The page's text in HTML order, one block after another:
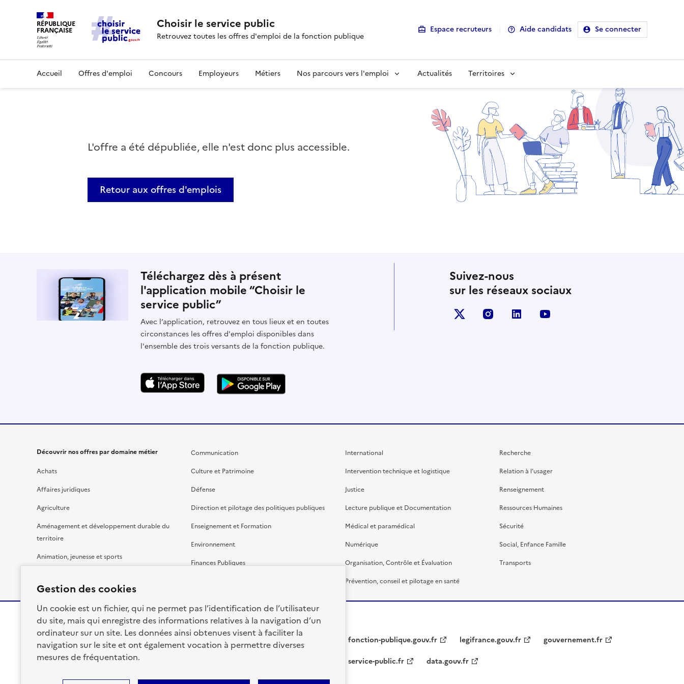
Gestion des cookies
Un cookie est un fichier, qui ne permet pas l’identification de l’utilisateur
du site, mais qui enregistre des informations relatives à la navigation d’un
ordinateur sur un site. Les données ainsi obtenues visent à faciliter la
navigation sur le site et ont également vocation à permettre diverses
mesures de fréquentation.
RÉPUBLIQUE
FRANÇAISE Choisir le service public
Retrouvez toutes les offres d'emploi de la fonction publique
Espace recruteurs Aide candidats Se connecter
Accueil Offres d'emploi Concours Employeurs Métiers Nos parcours vers l'emploi Actualités Territoires
L'offre a été dépubliée, elle n'est donc plus accessible.
Retour aux offres d'emplois
Téléchargez dès à présent
l'application mobile “Choisir le
service public”
Avec l’application, retrouvez en tous lieux et en toutes
circonstances les offres d'emploi disponibles dans
l'ensemble des trois versants de la fonction publique.
Suivez-nous
sur les réseaux sociaux
X (anciennement Twitter)
instagramlinkedin
Découvrir nos offres par domaine métier
Achats
Affaires juridiques
Agriculture
Aménagement et développement durable du
territoire
Animation, jeunesse et sports
Communication
Culture et Patrimoine
Défense
Direction et pilotage des politiques publiques
Enseignement et Formation
Environnement
Finances Publiques
International
Intervention technique et logistique
Justice
Lecture publique et Documentation
Médical et paramédical
Numérique
Organisation, Contrôle et Évaluation
Prévention, conseil et pilotage en santé
Recherche
Relation à l’usager
Renseignement
Ressources Humaines
Sécurité
Social, Enfance Famille
Transports
RÉPUBLIQUE
FRANÇAISE fonction-publique.gouv.fr legifrance.gouv.fr
gouvernement.fr
service-public.fr
data.gouv.fr